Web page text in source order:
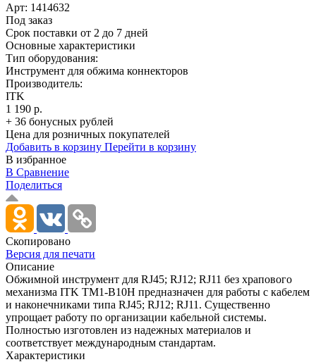
Арт: 1414632
Под заказ
Срок поставки от 2 до 7 дней
Основные характеристики
Тип оборудования:
Инструмент для обжима коннекторов
Производитель:
ITK
1 190 р.
+ 36 бонусных рублей
Цена для розничных покупателей
Добавить в корзину Перейти в корзину
В избранное
В Сравнение
Поделиться
Скопировано
Версия для печати
Описание
Обжимной инструмент для RJ45; RJ12; RJ11 без храпового
механизма ITK TM1-B10H предназначен для работы с кабелем
и наконечниками типа RJ45; RJ12; RJ11. Существенно
упрощает работу по организации кабельной системы.
Полностью изготовлен из надежных материалов и
соответствует международным стандартам.
Характеристики